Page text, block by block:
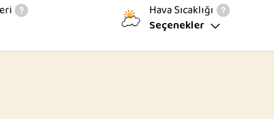
Hava Sıcaklığı
Seçenekler